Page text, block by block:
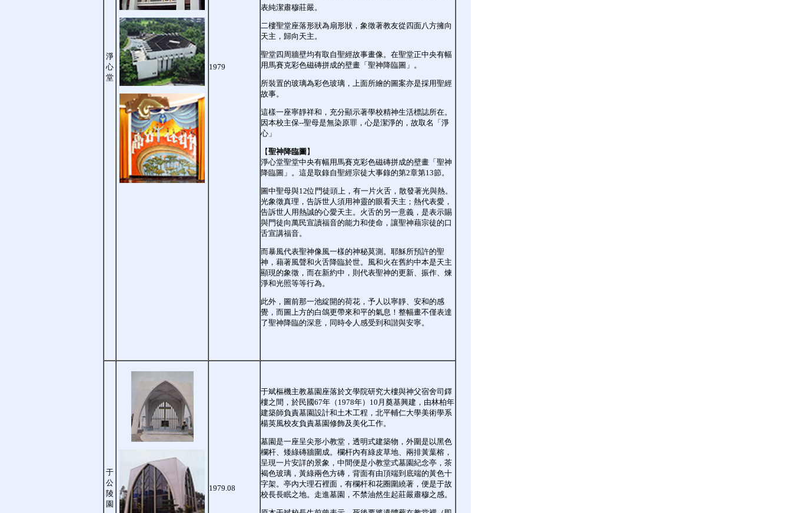
淨
心
堂
1979
表純潔肅穆莊嚴。
二樓聖堂座落形狀為扇形狀，象徵著教友從四面八方擁向
天主，歸向天主。
聖堂四周牆壁均有取自聖經故事畫像。在聖堂正中央有幅
用馬賽克彩色磁磚拼成的壁畫「聖神降臨圖」。
所裝置的玻璃為彩色玻璃，上面所繪的圖案亦是採用聖經
故事。
這樣一座寧靜祥和，充分顯示著學校精神生活標誌所在。
因本校主保--聖母是無染原罪，心是潔淨的，故取名「淨
心」
【聖神降臨圖 】
淨心堂聖堂中央有幅用馬賽克彩色磁磚拼成的壁畫「聖神
降臨圖」。這是取錄自聖經宗徒大事錄的第2章第13節。
圖中聖母與12位門徒頭上，有一片火舌，散發著光與熱。
光象徵真理，告訴世人須用神靈的眼看天主；熱代表愛，
告訴世人用熱誠的心愛天主。火舌的另一意義，是表示賜
與門徒向萬民宣讀福音的能力和使命，讓聖神藉宗徒的口
舌宣講福音。
而暴風代表聖神像風一樣的神秘莫測。耶穌所預許的聖
神，藉著風聲和火舌降臨於世。風和火在舊約中本是天主
顯現的象徵，而在新約中，則代表聖神的更新、振作、煉
淨和光照等等行為。
此外，圖前那一池綻開的荷花，予人以寧靜、安和的感
覺，而圖上方的白鴿更帶來和平的氣息！整幅畫不僅表達
了聖神降臨的深意，同時令人感受到和諧與安寧。
于
公
陵
園
1979.08
于斌樞機主教墓園座落於文學院研究大樓與神父宿舍司鐸
樓之間，於民國67年（1978年）10月奠基興建，由林柏年
建築師負責墓園設計和土木工程，北平輔仁大學美術學系
楊英風校友負責墓園修飾及美化工作。
墓園是一座呈尖形小教堂，透明式建築物，外圍是以黑色
欄杆、矮綠磚牆圍成。欄杆內有綠皮草地、兩排黃葉榕，
呈現一片安詳的景象，中間便是小教堂式墓園紀念亭，茶
褐色玻璃，黃綠兩色方磚，背面有由頂端到底端的黃色十
字架。亭內大理石裡面，有欄杆和花圈圍繞著，便是于故
校長長眠之地。走進墓園，不禁油然生起莊嚴肅穆之感。